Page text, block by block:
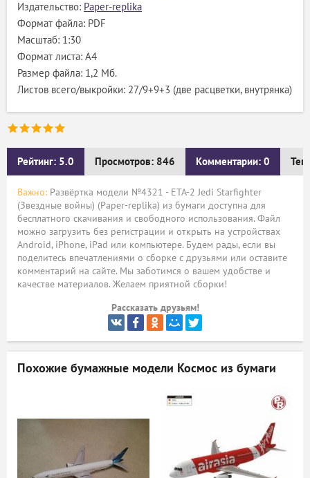
Издательство: Рaper-replika
Формат файла: PDF
Масштаб: 1:30
Формат листа: А4
Размер файла: 1,2 Мб.
Листов всего/выкройки: 27/9+9+3 (две расцветки, внутрянка)
Рейтинг: 5.0 Просмотров: 846 Комментарии: 0
Важно: Развёртка модели №4321 - ETA-2 Jedi Starfighter
(Звездные войны) (Рaper-replika) из бумаги доступна для
бесплатного скачивания и свободного использования. Файл
можно загрузить без регистрации и открыть на устройствах
Android, iPhone, iPad или компьютере. Будем рады, если вы
поделитесь впечатлениями о сборке с друзьями или оставите
комментарий на сайте. Мы заботимся о вашем удобстве и
качестве материалов. Желаем приятной сборки!
Рассказать друзьям!
Похожие бумажные модели Космос из бумаги